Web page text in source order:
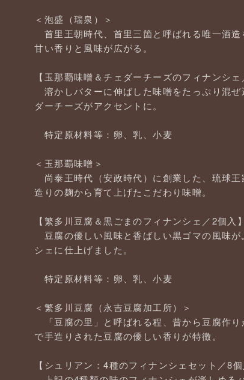
＜泡盛（瑞泉）＞
首里王朝時代、首里三箇と呼ばれる唯一酒
甘い香りと風味が広がる。
【玉那覇味噌＆チェダーチーズのフィナンシェ
溶かしバターに伸ばした味噌をたっぷり混
ダーチーズがアクセントに。
特定原材料等：卵、乳、小麦
＜玉那覇味噌＞
尚泰王時代（安政時代）に創業した、琉球
造りの麹から育て上げたこだわり味噌。
【繁多川豆腐＆黒ごまのフィナンシェ／2個入】
豆腐の優しい風味と香ばしい黒ゴマの風味
シェに仕上げました。
特定原材料等：卵、乳、小麦
＜繁多川豆腐（永吉豆腐加工所）＞
「豆腐の里」と呼ばれる程、昔から豆腐作
で手造りされた豆腐の優しい香りが特徴。
【シュリアン：4種のフィナンシェセット／8個